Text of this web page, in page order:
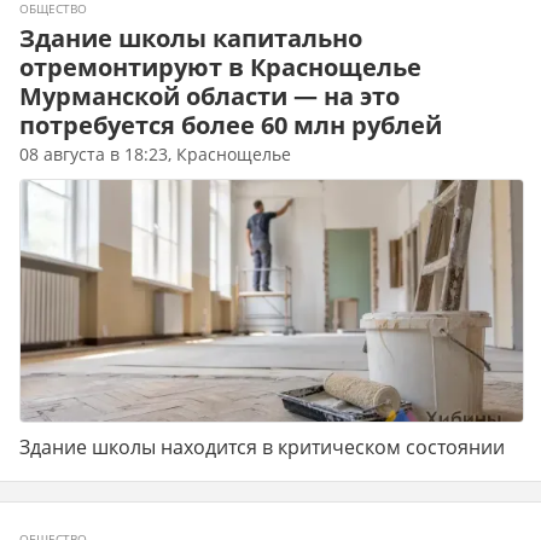
ОБЩЕСТВО
Здание школы капитально
отремонтируют в Краснощелье
Мурманской области — на это
потребуется более 60 млн рублей
08 августа в 18:23, Краснощелье
Здание школы находится в критическом состоянии